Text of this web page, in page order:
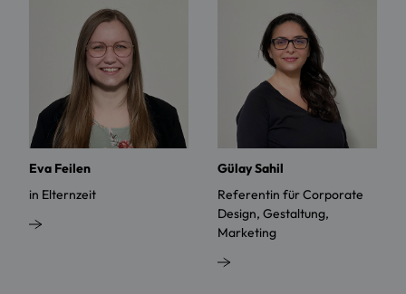
Eva Feilen
in Elternzeit
Gülay Sahil
Referentin für Corporate
Design, Gestaltung,
Marketing